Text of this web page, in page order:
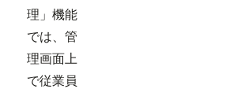
理」機能
では、管
理画面上
で従業員